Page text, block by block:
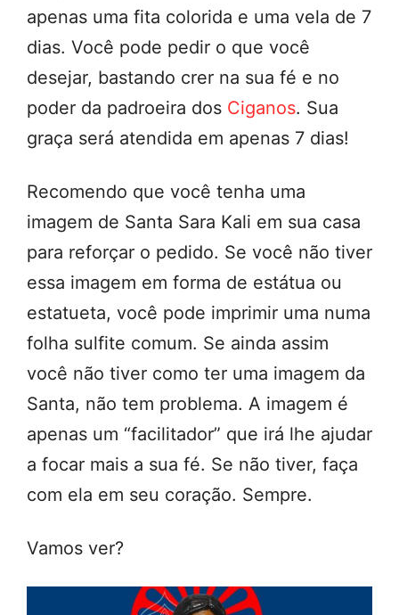
apenas uma fita colorida e uma vela de 7
dias. Você pode pedir o que você
desejar, bastando crer na sua fé e no
poder da padroeira dos Ciganos. Sua
graça será atendida em apenas 7 dias!
Recomendo que você tenha uma
imagem de Santa Sara Kali em sua casa
para reforçar o pedido. Se você não tiver
essa imagem em forma de estátua ou
estatueta, você pode imprimir uma numa
folha sulfite comum. Se ainda assim
você não tiver como ter uma imagem da
Santa, não tem problema. A imagem é
apenas um “facilitador” que irá lhe ajudar
a focar mais a sua fé. Se não tiver, faça
com ela em seu coração. Sempre.
Vamos ver?